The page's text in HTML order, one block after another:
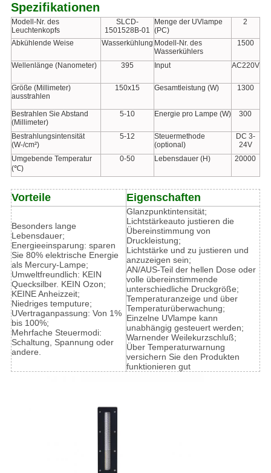
Spezifikationen
Modell-Nr. des
Leuchtenkopfs
SLCD-
1501528B-01
Menge der UVlampe
(PC)
2
Abkühlende Weise Wasserkühlung Modell-Nr. des
Wasserkühlers
1500
Wellenlänge (Nanometer) 395 Input AC220V
Größe (Millimeter)
ausstrahlen
150x15 Gesamtleistung (W) 1300
Bestrahlen Sie Abstand
(Millimeter)
5-10 Energie pro Lampe (W) 300
Bestrahlungsintensität
(W-/cm²)
5-12
Steuermethode
(optional)
DC 3-
24V
Umgebende Temperatur
(℃)
0-50 Lebensdauer (H) 20000
Vorteile Eigenschaften
Besonders lange
Lebensdauer;
Energieeinsparung: sparen
Sie 80% elektrische Energie
als Mercury-Lampe;
Umweltfreundlich: KEIN
Quecksilber. KEIN Ozon;
KEINE Anheizzeit;
Niedriges temputure;
UVertraganpassung: Von 1%
bis 100%;
Mehrfache Steuermodi:
Schaltung, Spannung oder
andere.
Glanzpunktintensität;
Lichtstärkeauto justieren die
Übereinstimmung von
Druckleistung;
Lichtstärke und zu justieren und
anzuzeigen sein;
AN/AUS-Teil der hellen Dose oder
volle übereinstimmende
unterschiedliche Druckgröße;
Temperaturanzeige und über
Temperaturüberwachung;
Einzelne UVlampe kann
unabhängig gesteuert werden;
Warnender Weilekurzschluß;
Über Temperaturwarnung
versichern Sie den Produkten
funktionieren gut